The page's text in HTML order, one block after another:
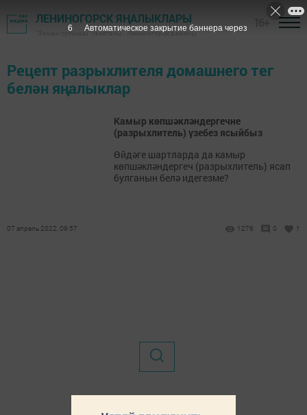
ЛЕНИНОГОРСК ЯҢАЛЫКЛАРЫ
"Заман сулышы" газетасы - Лениногорск районы
Рецепт разрыхлителя домашнего тег
белән яңалыклар
Камыр көпшәкләндергечне
(разрыхлитель) үзебез ясыйбыз
Өйдәге шартларда да камыр
көпшәкләндергеч (разрыхлитель) ясап
булганын белә идегезме?
07 апрель 2022, 09:57 1276 0 1
6 Автоматическое закрытие баннера через